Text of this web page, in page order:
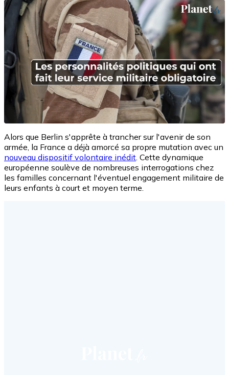
Alors que Berlin s'apprête à trancher sur l'avenir de son
armée, la France a déjà amorcé sa propre mutation avec un
nouveau dispositif volontaire inédit . Cette dynamique
européenne soulève de nombreuses interrogations chez
les familles concernant l'éventuel engagement militaire de
leurs enfants à court et moyen terme.